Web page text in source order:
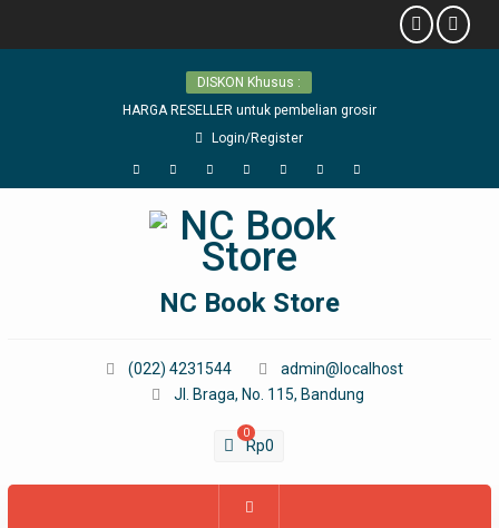
DISKON Khusus :
HARGA RESELLER untuk pembelian grosir
Login/Register
Facebook
TwitterLinkedinWordPress
YouTubeGooglePinterest
NC Book Store
(022) 4231544
admin@localhost
Jl. Braga, No. 115, Bandung
0
Rp0